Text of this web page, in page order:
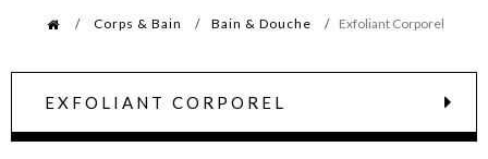
Corps & Bain Bain & Douche Exfoliant Corporel
EXFOLIANT CORPOREL